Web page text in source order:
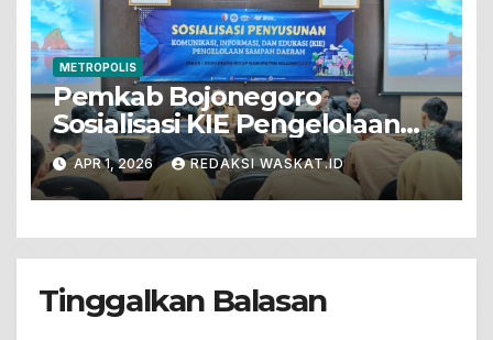
METROPOLIS
Pemkab Bojonegoro
Sosialisasi KIE Pengelolaan
Sampah
APR 1, 2026 REDAKSI WASKAT.ID
Tinggalkan Balasan